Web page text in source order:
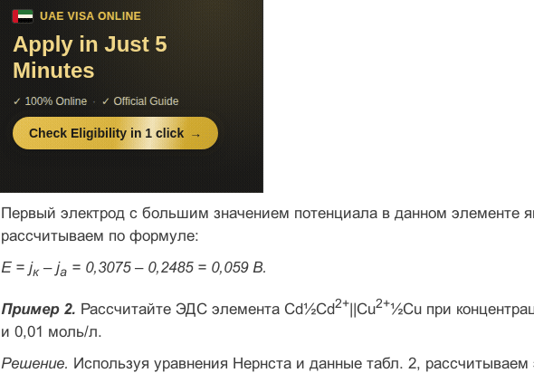
Первый электрод с большим значением потенциала в данном элементе
рассчитываем по формуле:
E = jк– jа= 0,3075 – 0,2485 = 0,059 В.
Пример 2. Рассчитайте ЭДС элемента Cd½Cd2+||Cu2+½Cu при
и 0,01 моль/л.
Решение. Используя уравнения Нернста и данные табл. 2,